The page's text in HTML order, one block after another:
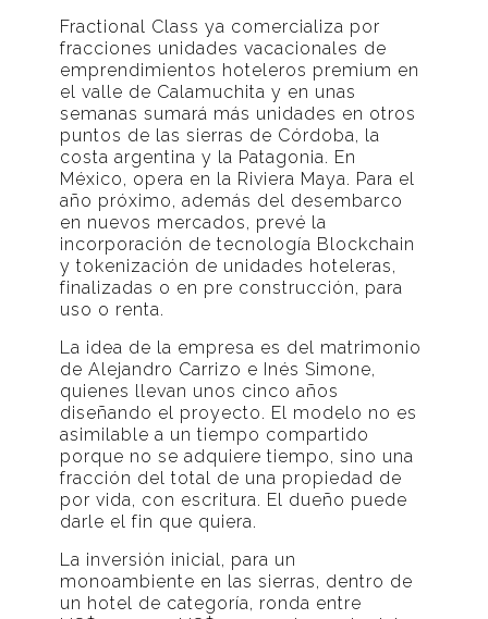
Fractional Class ya comercializa por
fracciones unidades vacacionales de
emprendimientos hoteleros premium en
el valle de Calamuchita y en unas
semanas sumará más unidades en otros
puntos de las sierras de Córdoba, la
costa argentina y la Patagonia. En
México, opera en la Riviera Maya. Para el
año próximo, además del desembarco
en nuevos mercados, prevé la
incorporación de tecnología Blockchain
y tokenización de unidades hoteleras,
finalizadas o en pre construcción, para
uso o renta.
La idea de la empresa es del matrimonio
de Alejandro Carrizo e Inés Simone,
quienes llevan unos cinco años
diseñando el proyecto. El modelo no es
asimilable a un tiempo compartido
porque no se adquiere tiempo, sino una
fracción del total de una propiedad de
por vida, con escritura. El dueño puede
darle el fin que quiera.
La inversión inicial, para un
monoambiente en las sierras, dentro de
un hotel de categoría, ronda entre